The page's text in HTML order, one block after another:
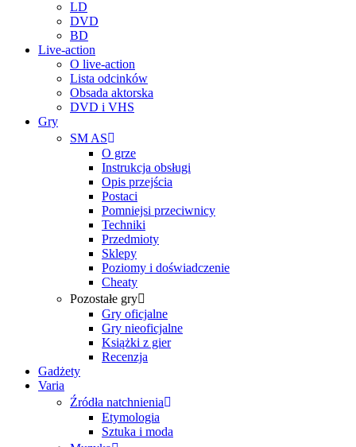
LD
DVD
BD
Live-action
O live-action
Lista odcinków
Obsada aktorska
DVD i VHS
Gry
SM AS
O grze
Instrukcja obsługi
Opis przejścia
Postaci
Pomniejsi przeciwnicy
Techniki
Przedmioty
Sklepy
Poziomy i doświadczenie
Cheaty
Pozostałe gry
Gry oficjalne
Gry nieoficjalne
Książki z gier
Recenzja
Gadżety
Varia
Źródła natchnienia
Etymologia
Sztuka i moda